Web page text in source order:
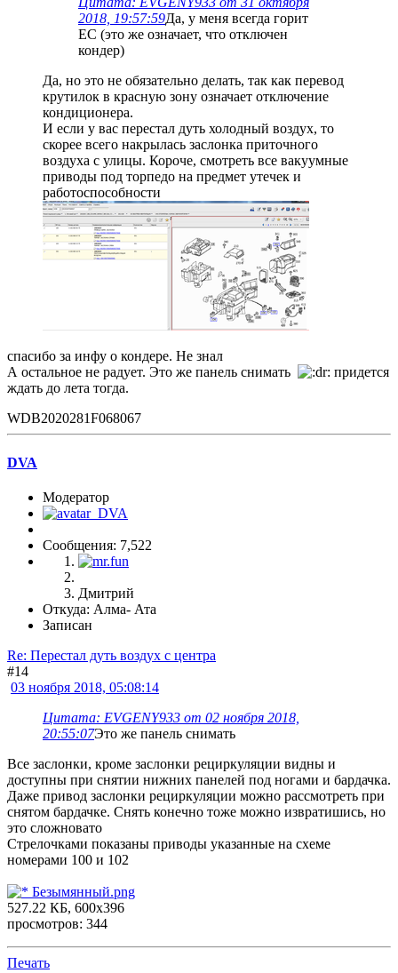
2018, 19:57:59Да, у меня всегда горит
ЕС (это же означает, что отключен
кондер)
Да, но это не обязательно делать, так как перевод
крутилок в красную зону означает отключение
кондиционера.
И если у вас перестал дуть холодный воздух, то
скорее всего накрылась заслонка приточного
воздуха с улицы. Короче, смотреть все вакуумные
приводы под торпедо на предмет утечек и
работоспособности
спасибо за инфу о кондере. Не знал
А остальное не радует. Это же панель снимать
придется
ждать до лета тогда.
WDB2020281F068067
DVA
Модератор
Сообщения: 7,522
Дмитрий
Откуда: Алма- Ата
Записан
Re: Перестал дуть воздух с центра
#14
03 ноября 2018, 05:08:14
Цитата: EVGENY933 от 02 ноября 2018,
20:55:07Это же панель снимать
Все заслонки, кроме заслонки рециркуляции видны и
доступны при снятии нижних панелей под ногами и бардачка.
Даже привод заслонки рециркуляции можно рассмотреть при
снятом бардачке. Снять конечно тоже можно извратишись, но
это сложновато
Стрелочками показаны приводы указанные на схеме
номерами 100 и 102
Безымянный.png
527.22 КБ, 600x396
просмотров: 344
Печать